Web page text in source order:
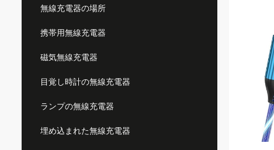
無線充電器の場所
携帯用無線充電器
磁気無線充電器
目覚し時計の無線充電器
ランプの無線充電器
埋め込まれた無線充電器